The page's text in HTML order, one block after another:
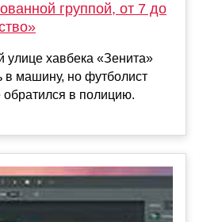
группой, от 7 до
улице хавбека «Зенита»
в машину, но футболист
обратился в полицию.